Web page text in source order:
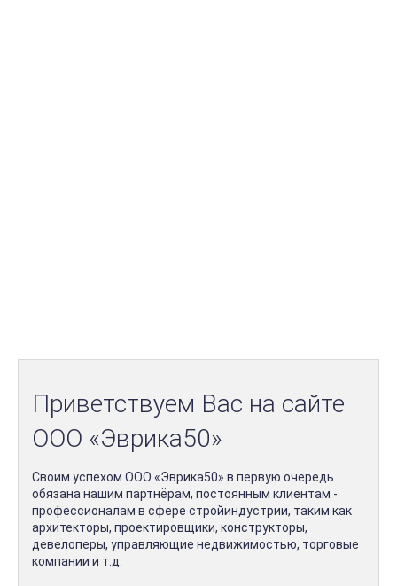
Приветствуем Вас на сайте
ООО «Эврика50»
Своим успехом ООО «Эврика50» в первую очередь
обязана нашим партнёрам, постоянным клиентам -
профессионалам в сфере стройиндустрии, таким как
архитекторы, проектировщики, конструкторы,
девелоперы, управляющие недвижимостью, торговые
компании и т.д.